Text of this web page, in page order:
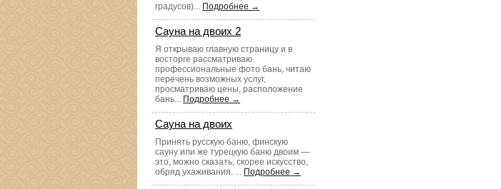
градусов)... Подробнее →
Сауна на двоих 2
Я открываю главную страницу и в
восторге рассматриваю
профессиональные фото бань, читаю
перечень возможных услуг,
просматриваю цены, расположение
бань... Подробнее →
Сауна на двоих
Принять русскую баню, финскую
сауну или же турецкую баню двоим —
это, можно сказать, скорее искусство,
обряд ухаживания. ... Подробнее →